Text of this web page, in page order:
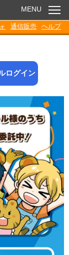
お知らせ
電子書籍
Q&A
各種ダウンロード
MENU
通信販売 ヘルプ
ログイン